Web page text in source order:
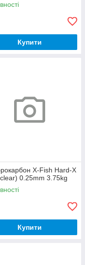
Купити
X-Fish Hard-X
0.25mm 3.75kg
Купити